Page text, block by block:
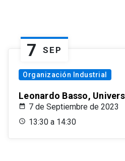
7 SEP
Organización Industrial
Leonardo Basso,
7 de Septiembre de 2023
13:30 a 14:30